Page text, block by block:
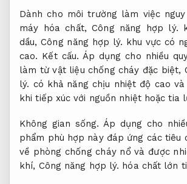
Dành cho môi trường làm việc
máy hóa chất,Công năng hợp lý.
dầu,Công năng hợp lý. khu vực có
cao. Kết cấu. Áp dụng cho nhiều
làm từ vật liệu chống cháy đặc biệt,
lý. có khả năng chịu nhiệt độ cao
khi tiếp xúc với nguồn nhiệt hoặc tia
Không gian sống. Áp dụng cho
phẩm phù hợp này đáp ứng các tiêu
về phòng chống cháy nổ và được
khí, Công năng hợp lý. hóa chất lớn